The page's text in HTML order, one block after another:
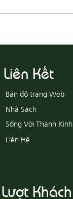
Liên Kết
Bản đồ trang Web
Nhà Sách
Sống Với Thánh Kinh
Liên Hệ
Lượt Khách